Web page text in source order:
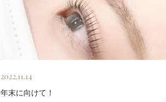
2022.11.14
年末に向けて！